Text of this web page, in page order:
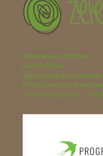
Naročanje in dostava
Načini plačila
Splošni pogoji poslovanja
Politika varnosti in
Seznam alergenov -